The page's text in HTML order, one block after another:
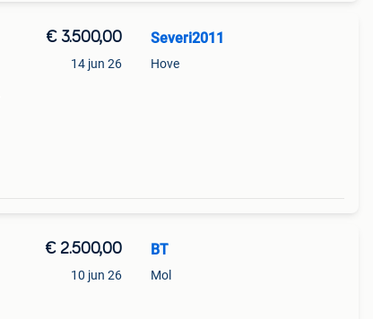
€ 3.500,00
14 jun 26
Severi2011
Hove
€ 2.500,00
10 jun 26
BT
Mol